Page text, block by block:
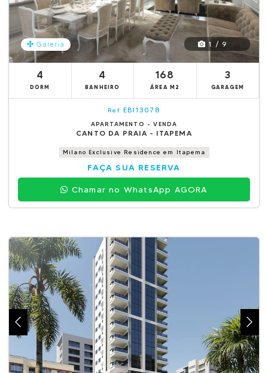
Galeria 1 / 9
4
DORM
4
BANHEIRO
168
ÁREA M2
3
GARAGEM
Ref. EBI13078
APARTAMENTO - VENDA
CANTO DA PRAIA - ITAPEMA
Milano Exclusive Residence em Itapema
FAÇA SUA RESERVA
Chamar no WhatsApp AGORA